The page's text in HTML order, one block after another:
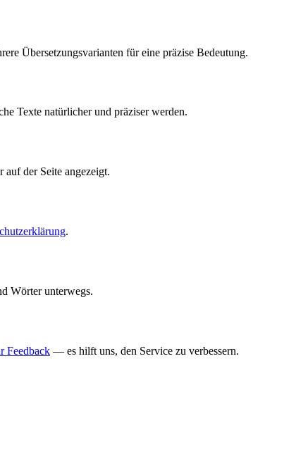
Übersetzungsvarianten für eine präzise Bedeutung.
Texte natürlicher und präziser werden.
der Seite angezeigt.
.
Wörter unterwegs.
Feedback — es hilft uns, den Service zu verbessern.